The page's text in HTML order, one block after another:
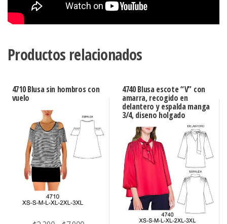
Productos relacionados
4710 Blusa sin hombros con
vuelo
4740 Blusa escote “V” con
amarra, recogido en
delantero y espalda manga
3/4, diseno holgado